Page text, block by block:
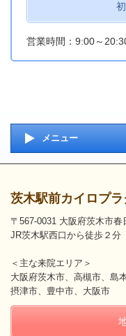
営業時間：9:00～
メニュー
茨木駅前カイロプ
〒567-0031 大阪府茨木市春
JR茨木駅西口から徒歩２分
＜主な来院エリア＞
大阪府茨木市、高槻市、島
摂津市、豊中市、大阪市